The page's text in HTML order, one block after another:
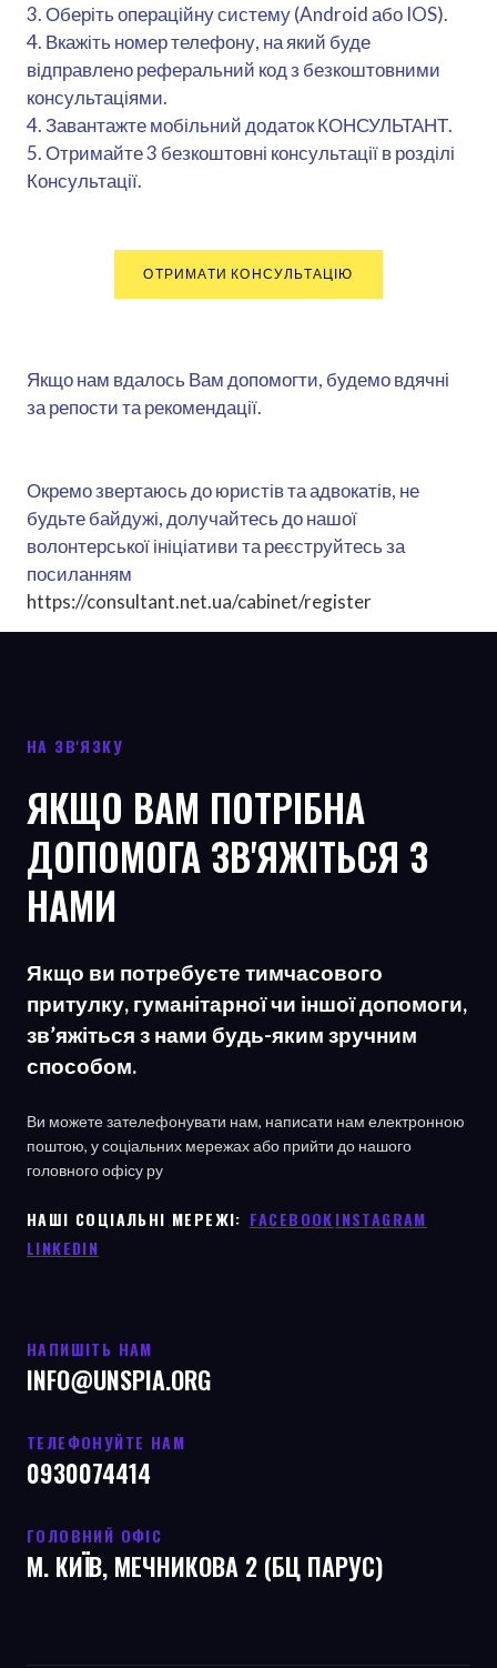
3. Оберіть операційну систему (Android або IOS).
4. Вкажіть номер телефону, на який буде
відправлено реферальний код з безкоштовними
консультаціями.
4. Завантажте мобільний додаток КОНСУЛЬТАНТ.
5. Отримайте 3 безкоштовні консультації в розділі
Консультації.
ОТРИМАТИ КОНСУЛЬТАЦІЮ
Якщо нам вдалось Вам допомогти, будемо вдячні
за репости та рекомендації.
Окремо звертаюсь до юристів та адвокатів, не
будьте байдужі, долучайтесь до нашої
волонтерської ініціативи та реєструйтесь за
посиланням
https://consultant.net.ua/cabinet/register
НА ЗВ'ЯЗКУ
ЯКЩО ВАМ ПОТРІБНА
ДОПОМОГА ЗВ'ЯЖІТЬСЯ З
НАМИ
Якщо ви потребуєте тимчасового
притулку, гуманітарної чи іншої допомоги,
зв’яжіться з нами будь-яким зручним
способом.
Ви можете зателефонувати нам, написати нам електронною
поштою, у соціальних мережах або прийти до нашого
головного офісу ру
НАШІ СОЦІАЛЬНІ МЕРЕЖІ: ㅤ FACEBOOKINSTAGRAM
LINKEDIN
НАПИШІТЬ НАМ
INFO@UNSPIA.ORG
ТЕЛЕФОНУЙТЕ НАМ
0930074414
ГОЛОВНИЙ ОФІС
М. КИЇВ, МЕЧНИКОВА 2 (БЦ ПАРУС)